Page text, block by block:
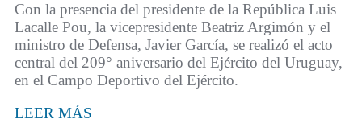
Con la presencia del presidente de la República Luis
Lacalle Pou, la vicepresidente Beatriz Argimón y el
ministro de Defensa, Javier García, se realizó el acto
central del 209° aniversario del Ejército del Uruguay,
en el Campo Deportivo del Ejército.
LEER MÁS